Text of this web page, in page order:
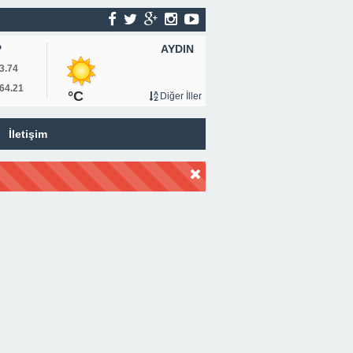
AYDIN
°C Diğer İller
İletişim